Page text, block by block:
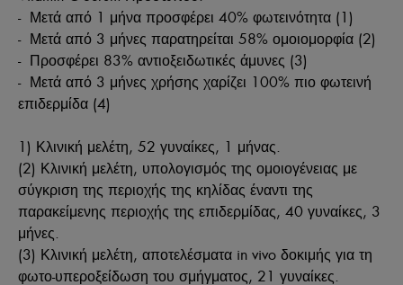
- Μετά από 1 μήνα προσφέρει 40% φωτεινότητα (1)
- Μετά από 3 μήνες παρατηρείται 58% ομοιομορφία (2)
- Προσφέρει 83% αντιοξειδωτικές άμυνες (3)
- Μετά από 3 μήνες χρήσης χαρίζει 100% πιο φωτεινή
επιδερμίδα (4)
1) Κλινική μελέτη, 52 γυναίκες, 1 μήνας.
(2) Κλινική μελέτη, υπολογισμός της ομοιογένειας με
σύγκριση της περιοχής της κηλίδας έναντι της
παρακείμενης περιοχής της επιδερμίδας, 40 γυναίκες, 3
μήνες.
(3) Κλινική μελέτη, αποτελέσματα in vivo δοκιμής για τη
φωτο-υπεροξείδωση του σμήγματος, 21 γυναίκες.